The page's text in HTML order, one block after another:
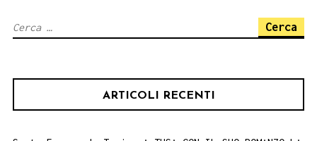
Ricerca
ARTICOLI RECENTI